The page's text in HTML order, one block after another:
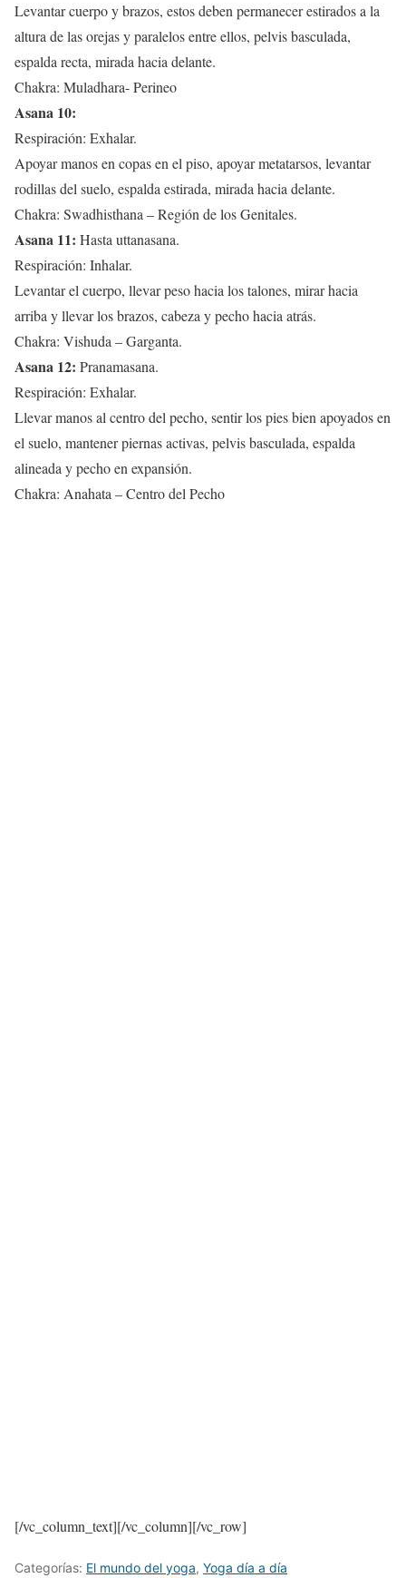
Levantar cuerpo y brazos, estos deben permanecer estirados a la
altura de las orejas y paralelos entre ellos, pelvis basculada,
espalda recta, mirada hacia delante.
Chakra: Muladhara- Perineo
Asana 10:
Respiración: Exhalar.
Apoyar manos en copas en el piso, apoyar metatarsos, levantar
rodillas del suelo, espalda estirada, mirada hacia delante.
Chakra: Swadhisthana – Región de los Genitales.
Asana 11: Hasta uttanasana.
Respiración: Inhalar.
Levantar el cuerpo, llevar peso hacia los talones, mirar hacia
arriba y llevar los brazos, cabeza y pecho hacia atrás.
Chakra: Vishuda – Garganta.
Asana 12: Pranamasana.
Respiración: Exhalar.
Llevar manos al centro del pecho, sentir los pies bien apoyados en
el suelo, mantener piernas activas, pelvis basculada, espalda
alineada y pecho en expansión.
Chakra: Anahata – Centro del Pecho
[/vc_column_text][/vc_column][/vc_row]
Categorías: El mundo del yoga, Yoga día a día